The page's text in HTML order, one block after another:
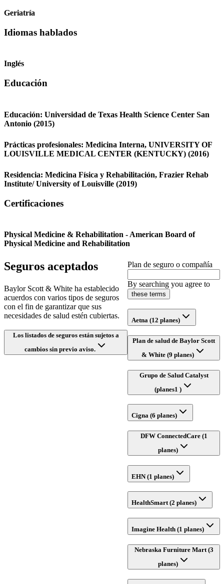
Geriatría
Idiomas hablados
Inglés
Educación
Educación: Universidad de Texas Health Science Center San
Antonio (2015)
Prácticas profesionales: Medicina Interna, UNIVERSITY OF
LOUISVILLE MEDICAL CENTER (KENTUCKY) (2016)
Residencia: Medicina Física y Rehabilitación, Frazier Rehab
Institute/ University of Louisville (2019)
Certificaciones
Physical Medicine & Rehabilitation - American Board of
Physical Medicine and Rehabilitation
Seguros aceptados
Baylor Scott & White ha establecido
acuerdos con varios tipos de seguros
con el fin de garantizar que sus
necesidades de salud estén cubiertas.
Los listados de seguros están sujetos a
cambios sin previo aviso.
Plan de seguro o compañía
By searching you agree to
these terms
Aetna (12 planes)
Plan de salud de Baylor Scott
& White (9 planes)
Grupo de Salud Catalyst
(planes1 )
Cigna (6 planes)
DFW ConnectedCare (1
planes)
EHN (1 planes)
HealthSmart (2 planes)
Imagine Health (1 planes)
Nebraska Furniture Mart (3
planes)